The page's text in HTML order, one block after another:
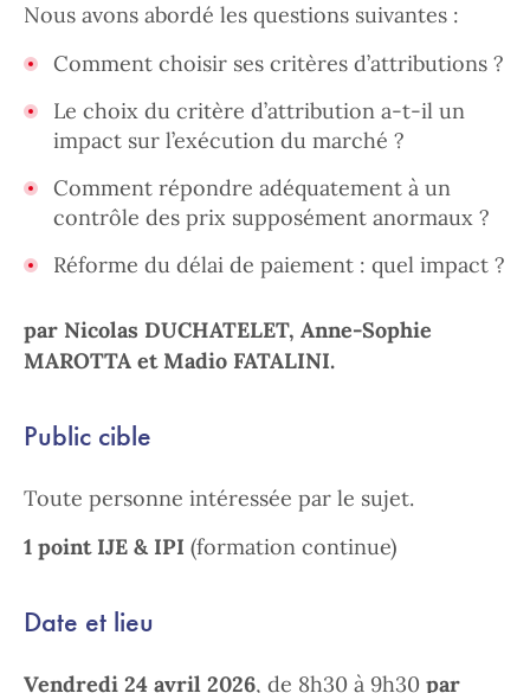
Nous avons abordé les questions suivantes :
Comment choisir ses critères d’attributions ?
Le choix du critère d’attribution a-t-il un
impact sur l’exécution du marché ?
Comment répondre adéquatement à un
contrôle des prix supposément anormaux ?
Réforme du délai de paiement : quel impact ?
par Nicolas DUCHATELET, Anne-Sophie
MAROTTA et Madio FATALINI.
Public cible
Toute personne intéressée par le sujet.
1 point IJE & IPI (formation continue)
Date et lieu
Vendredi 24 avril 2026, de 8h30 à 9h30 par